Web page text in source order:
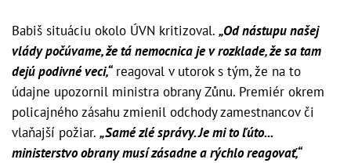
Babiš situáciu okolo ÚVN kritizoval. „Od nástupu našej
vlády počúvame, že tá nemocnica je v rozklade, že sa tam
dejú podivné veci,“reagoval v utorok s tým, že na to
údajne upozornil ministra obrany Zůnu. Premiér okrem
policajného zásahu zmienil odchody zamestnancov či
vlaňajší požiar. „Samé zlé správy. Je mi to ľúto...
ministerstvo obrany musí zásadne a rýchlo reagovať,“